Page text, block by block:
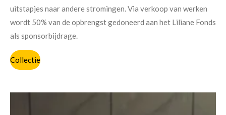
uitstapjes naar andere stromingen. Via verkoop van werken
wordt 50% van de opbrengst gedoneerd aan het Liliane Fonds
als sponsorbijdrage.
Collectie